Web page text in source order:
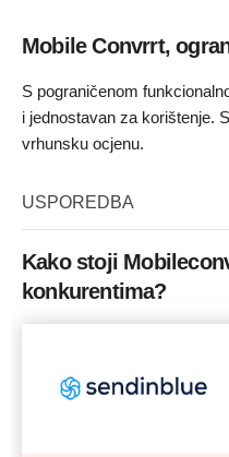
Mobile Convrrt,
S pograničenom
i jednostavan za korištenje.
vrhunsku ocjenu.
USPOREDBA
Kako stoji
konkurentima?